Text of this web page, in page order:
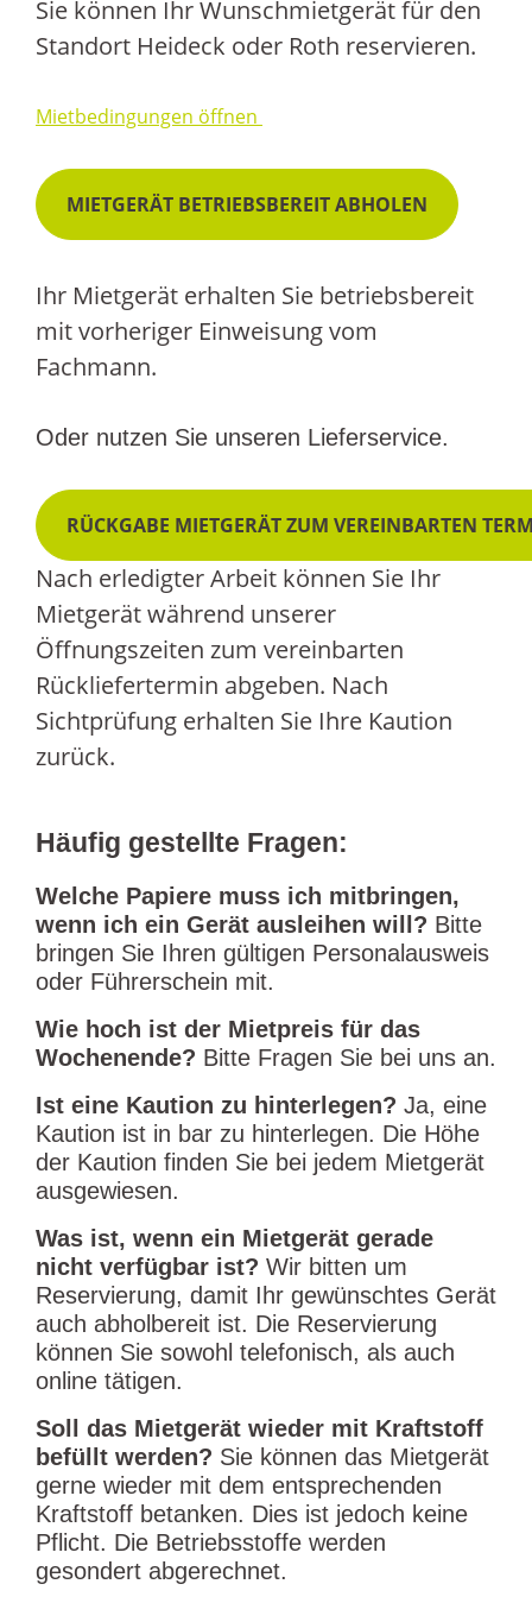
Sie können Ihr Wunschmietgerät für den
Standort Heideck oder Roth reservieren.
Mietbedingungen öffnen
MIETGERÄT BETRIEBSBEREIT ABHOLEN
Ihr Mietgerät erhalten Sie betriebsbereit
mit vorheriger Einweisung vom
Fachmann.
Oder nutzen Sie unseren Lieferservice.
RÜCKGABE MIETGERÄT ZUM VEREINBARTEN
Nach erledigter Arbeit können Sie Ihr
Mietgerät während unserer
Öffnungszeiten zum vereinbarten
Rückliefertermin abgeben. Nach
Sichtprüfung erhalten Sie Ihre Kaution
zurück.
Häufig gestellte Fragen:
Welche Papiere muss ich mitbringen,
wenn ich ein Gerät ausleihen will? Bitte
bringen Sie Ihren gültigen Personalausweis
oder Führerschein mit.
Wie hoch ist der Mietpreis für das
Wochenende? Bitte Fragen Sie bei uns an.
Ist eine Kaution zu hinterlegen? Ja, eine
Kaution ist in bar zu hinterlegen. Die Höhe
der Kaution finden Sie bei jedem Mietgerät
ausgewiesen.
Was ist, wenn ein Mietgerät gerade
nicht verfügbar ist? Wir bitten um
Reservierung, damit Ihr gewünschtes Gerät
auch abholbereit ist. Die Reservierung
können Sie sowohl telefonisch, als auch
online tätigen.
Soll das Mietgerät wieder mit Kraftstoff
befüllt werden? Sie können das Mietgerät
gerne wieder mit dem entsprechenden
Kraftstoff betanken. Dies ist jedoch keine
Pflicht. Die Betriebsstoffe werden
gesondert abgerechnet.